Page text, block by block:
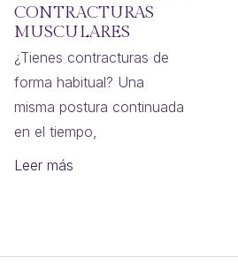
CONTRACTURAS
MUSCULARES
¿Tienes contracturas de
forma habitual? Una
misma postura continuada
en el tiempo,
Leer más